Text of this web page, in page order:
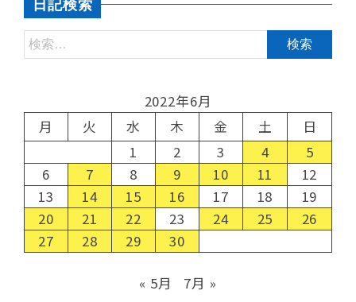
日記検索
2022年6月
月
火 水 木 金 土
日
1
2 3 4
5
6
7 8 9 10 11
12
13
14 15 16 17 18
19
20
21 22 23 24 25
26
27
28 29 30
« 5月 7月 »